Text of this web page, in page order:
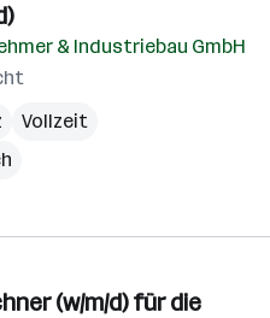
& Industriebau GmbH
Vollzeit
(w/m/d) für die